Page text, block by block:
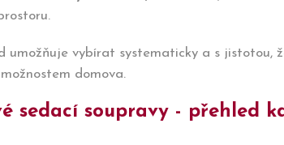
umožňuje vybírat systematicky a s jistotou,
domova.
sedací soupravy - přehled